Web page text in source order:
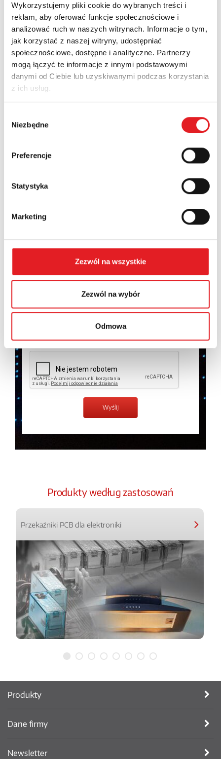
Wykorzystujemy pliki cookie do wybranych treści i
reklam, aby oferować funkcje społecznościowe i
analizować ruch w naszych witrynach. Informacje o tym,
jak korzystać z naszej witryny, udostępniać
społecznościowe, dostępne i analityczne. Partnerzy
mogą łączyć te informacje z innymi podstawowymi
danymi od Ciebie lub uzyskiwanymi podczas korzystania
z ich usług.
zgody
Niezbędne
Preferencje
Statystyka
Marketing
Zezwól na wszystkie
Zezwól na wybór
Odmowa
Imię i nazwisko: *
Adres e-mail: *
Nazwa firmy:
Numer telefonu:
osobowych przez Relpol S.A. Więcej informacji na
prywatności.*
Produkty według zastosowań
Przekaźniki PCB dla elektroniki
Produkty
Dane firmy
Newsletter